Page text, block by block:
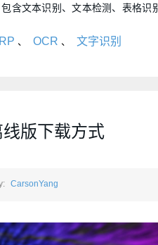
含文本识别、文本检测、表格识
、 OCR 、 文字识别
版下载方式
CarsonYang